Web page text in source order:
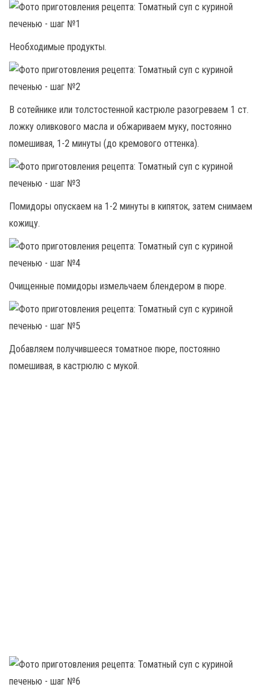
Необходимые продукты.
В сотейнике или толстостенной кастрюле разогреваем 1 ст.
ложку оливкового масла и обжариваем муку, постоянно
помешивая, 1-2 минуты (до кремового оттенка).
Помидоры опускаем на 1-2 минуты в кипяток, затем снимаем
кожицу.
Очищенные помидоры измельчаем блендером в пюре.
Добавляем получившееся томатное пюре, постоянно
помешивая, в кастрюлю с мукой.